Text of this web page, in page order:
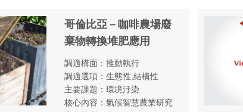
哥倫比亞－咖啡農場廢
棄物轉換堆肥應用
調適構面：推動執行
調適選項：生態性,結構性
主要課題：環境汙染
核心內容：氣候智慧農業研究